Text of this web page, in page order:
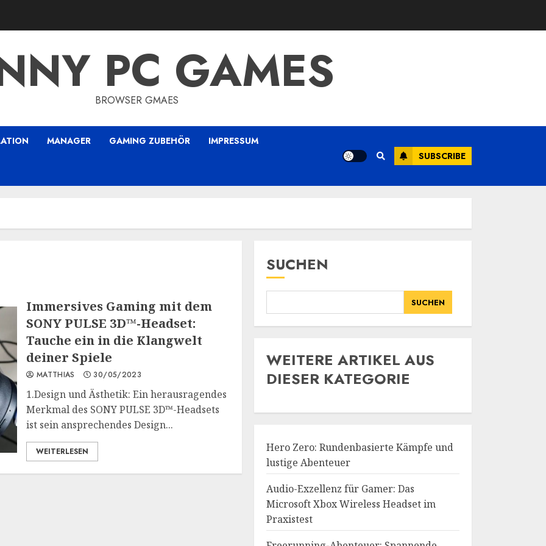
PC GAMES
BROWSER GMAES
MANAGER GAMING ZUBEHÖR IMPRESSUM
SUBSCRIBE
Immersives Gaming mit dem
SONY PULSE 3D™-Headset:
Tauche ein in die Klangwelt
deiner Spiele
MATTHIAS 30/05/2023
1.Design und Ästhetik: Ein herausragendes
Merkmal des SONY PULSE 3D™-Headsets
ist sein ansprechendes Design...
WEITERLESEN
SUCHEN
SUCHEN
WEITERE ARTIKEL AUS
DIESER KATEGORIE
Hero Zero: Rundenbasierte Kämpfe und
lustige Abenteuer
Audio-Exzellenz für Gamer: Das
Microsoft Xbox Wireless Headset im
Praxistest